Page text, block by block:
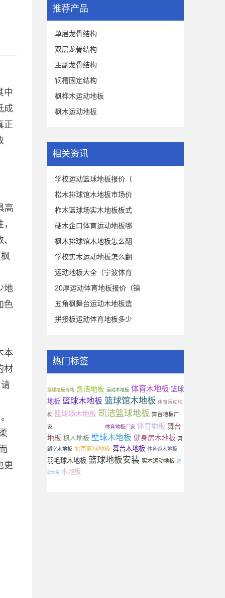
中
成
正
高
地
色
本
材
更
推荐产品
单层龙骨结构
双层龙骨结构
主副龙骨结构
钢槽固定结构
枫桦木运动地板
枫木运动地板
相关资讯
学校运动篮球地板报价（
松木排球馆木地板市场价
柞木篮球场实木地板板式
硬木企口体育运动地板哪
枫木排球馆木地板怎么翻
学校实木运动地板怎么翻
运动地板大全（宁波体育
20厚运动体育地板报价（镇
五角枫舞台运动木地板造
拼接板运动体育地板多少
热门标签
篮球地板价格 凯洁地板 运动木地板 体育木地板 篮球
地板 篮球木地板 篮球馆木地板 体育运动地
板 篮球场木地板 凯洁篮球地板 舞台地板厂
家 体育地板厂家 体育地板 舞台
地板 枫木地板 壁球木地板 健身房木地板 舞
蹈室木地板 北京篮球地板 舞台木地板 体育馆木地板
羽毛球木地板 篮球地板安装 实木运动地板 运
动地板 木地板